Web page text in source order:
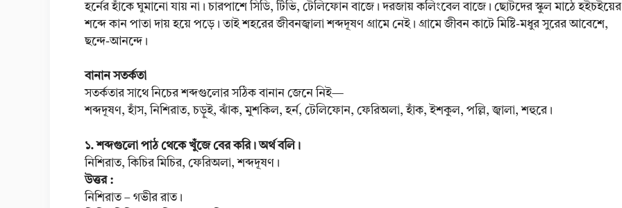
হর্নের হাঁকে ঘুমানো যায় না। চারপাশে সিডি, টিভি, টেলিফোন বাজে। দরজায় কলিংবেল বাজে। ছোটদের স্কুল মাঠে হইচইয়ের
শব্দে কান পাতা দায় হয়ে পড়ে। তাই শহরের জীবনজ্বালা শব্দদূষণ গ্রামে নেই। গ্রামে জীবন কাটে মিষ্টি-মধুর সুরের আবেশে,
ছন্দে-আনন্দে।
বানান সতর্কতা
সতর্কতার সাথে নিচের শব্দগুলোর সঠিক বানান জেনে নিই—
শব্দদূষণ, হাঁস, নিশিরাত, চড়ুই, ঝাঁক, মুশকিল, হর্ন, টেলিফোন, ফেরিঅলা, হাঁক, ইশকুল, পল্লি, জ্বালা, শহুরে।
১. শব্দগুলো পাঠ থেকে খুঁজে বের করি। অর্থ বলি।
নিশিরাত, কিচির মিচির, ফেরিঅলা, শব্দদূষণ।
উত্তর :
নিশিরাত – গভীর রাত।